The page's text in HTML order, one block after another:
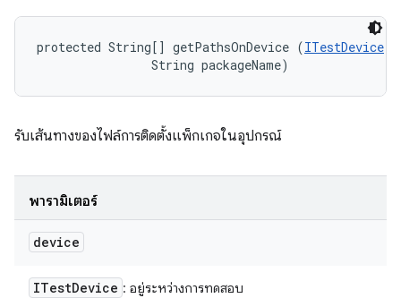
protected String[] getPathsOnDevice (ITestDevice
                String packageName)
รับเส้นทางของไฟล์การติดตั้งแพ็กเกจในอุปกรณ์
พารามิเตอร์
device
ITestDevice : อยู่ระหว่างการทดสอบ